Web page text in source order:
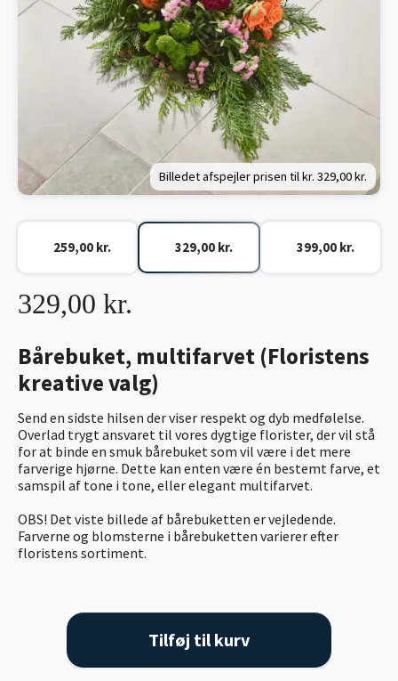
Billedet afspejler prisen til kr. 329,00 kr.
Bårebuket, multifarvet (Floristens
kreative valg)
Send en sidste hilsen der viser respekt og dyb medfølelse.
Overlad trygt ansvaret til vores dygtige florister, der vil stå
for at binde en smuk bårebuket som vil være i det mere
farverige hjørne. Dette kan enten være én bestemt farve, et
samspil af tone i tone, eller elegant multifarvet.
OBS! Det viste billede af bårebuketten er vejledende.
Farverne og blomsterne i bårebuketten varierer efter
floristens sortiment.
329,00 kr.
259,00 kr. 329,00 kr. 399,00 kr.
Tilføj til kurv